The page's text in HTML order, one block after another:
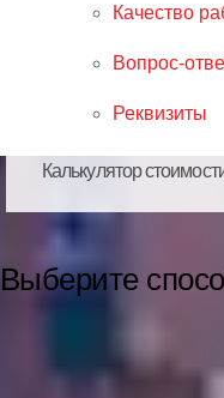
Качество
Вопрос-
Реквизиты
Калькулятор
Выберите